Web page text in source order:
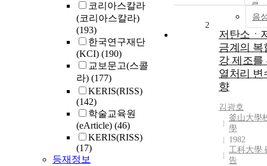
코리아스칼라
(코리아스칼라)
(193)
한국연구재단
(KCI) (190)
교보문고(스콜
라) (177)
KERIS(RISS)
(142)
학술교육원
(eArticle) (46)
KERIS(RISS)
(17)
등재정보
음
2
저탄소ㆍ
금계의 복
강 제조를
열처리 변
향
김광호
釜山大學
學
1982
工科大學
告